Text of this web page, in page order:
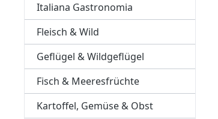
Italiana Gastronomia
Fleisch & Wild
Geflügel & Wildgeflügel
Fisch & Meeresfrüchte
Kartoffel, Gemüse & Obst